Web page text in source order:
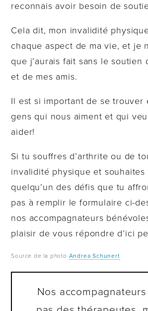
reconnais avoir besoin de
Cela dit, mon invalidité
chaque aspect de ma vie, et je
que j’aurais fait sans le soutien
et de mes amis.
Il est si important de se trouver
gens qui nous aiment et qui
aider!
Si tu souffres d’arthrite ou de
invalidité physique et souhaites
quelqu’un des défis que tu
pas à remplir le formulaire ci-
nos accompagnateurs
plaisir de vous répondre d’ici
Source de la photo Andrea Schunert
Nos